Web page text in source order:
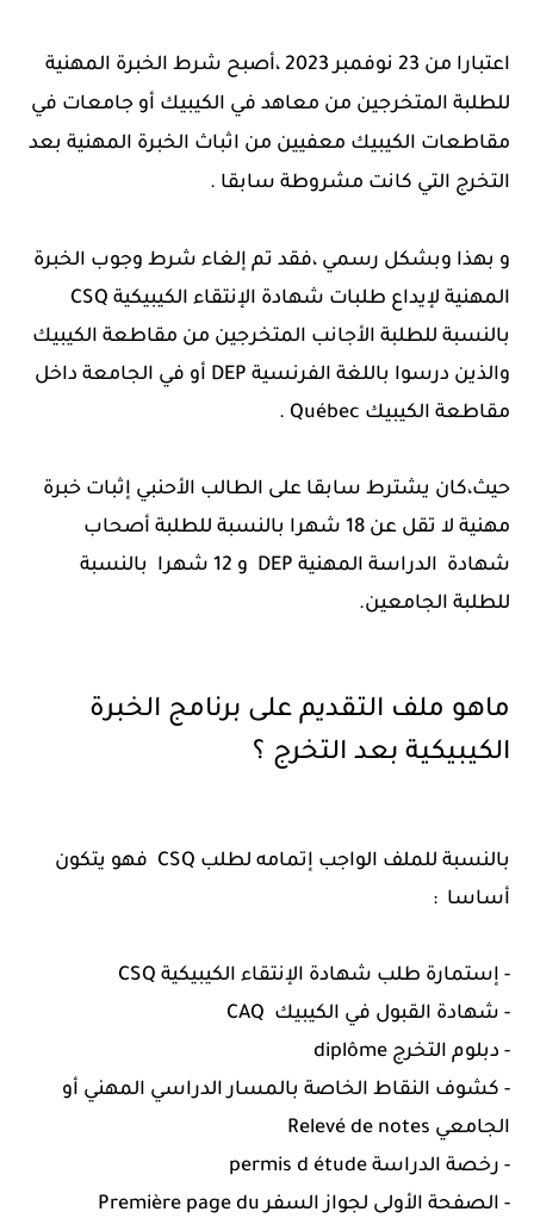
اعتبارا من 23 نوفمبر 2023 ،أصبح شرط الخبرة المهنية
للطلبة المتخرجين من معاهد في الكيبيك أو جامعات في
مقاطعات الكيبيك معفيين من اثباث الخبرة المهنية بعد
التخرج التي كانت مشروطة سابقا .
و بهذا وبشكل رسمي ،فقد تم إلغاء شرط وجوب الخبرة
المهنية لإيداع طلبات شهادة الإنتقاء الكيبيكية CSQ
بالنسبة للطلبة الأجانب المتخرجين من مقاطعة الكيبيك
والذين درسوا باللغة الفرنسية DEP أو في الجامعة داخل
مقاطعة الكيبيك Québec .
حيث،كان يشترط سابقا على الطالب الأحنبي إثبات خبرة
مهنية لا تقل عن 18 شهرا بالنسبة للطلبة أصحاب
شهادة الدراسة المهنية DEP و 12 شهرا بالنسبة
للطلبة الجامعين.
ماهو ملف التقديم على برنامج الخبرة
الكيبيكية بعد التخرج ؟
بالنسبة للملف الواجب إتمامه لطلب CSQ فهو يتكون
أساسا :
- إستمارة طلب شهادة الإنتقاء الكيبيكية CSQ
- شهادة القبول في الكيبيك CAQ
- دبلوم التخرج diplôme
- كشوف النقاط الخاصة بالمسار الدراسي المهني أو
الجامعي Relevé de notes
- رخصة الدراسة permis d étude
- الصفحة الأولى لجواز السفر Première page du